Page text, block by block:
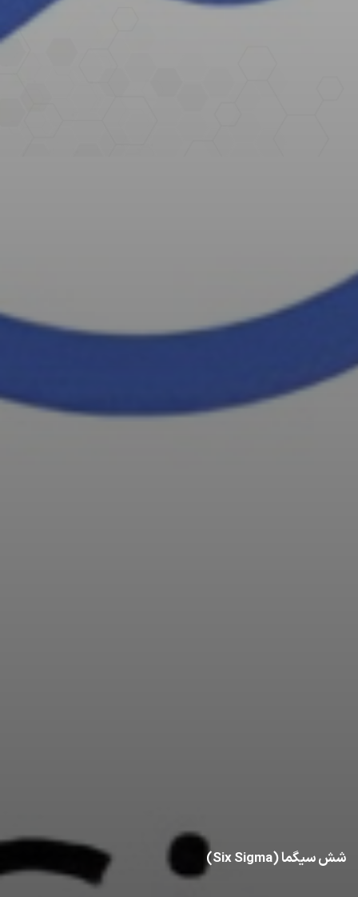
شش سیگما (Six Sigma)